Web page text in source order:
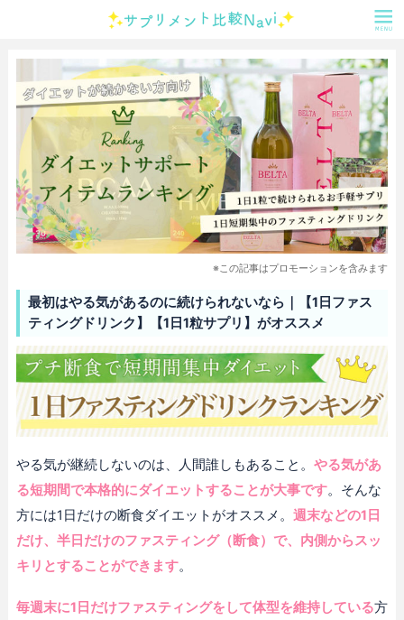
※この記事はプロモーションを含みます
最初はやる気があるのに続けられないなら｜【1日ファス
ティングドリンク】【1日1粒サプリ】がオススメ
やる気が継続しないのは、人間誰しもあること。 やる気があ
る短期間で本格的にダイエットすることが大事です。そんな
方には1日だけの断食ダイエットがオススメ。 週末などの1日
だけ、半日だけのファスティング（断食）で、内側からスッ
キリとすることができます。
毎週末に1日だけファスティングをして体型を維持している方